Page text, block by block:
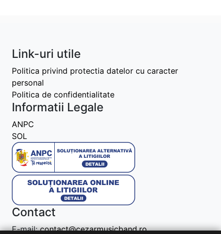
Link-uri utile
Politica privind protectia datelor cu caracter
personal
Politica de confidentialitate
Informatii Legale
ANPC
SOL
Contact
E-mail:contact@cezarmusicband.ro